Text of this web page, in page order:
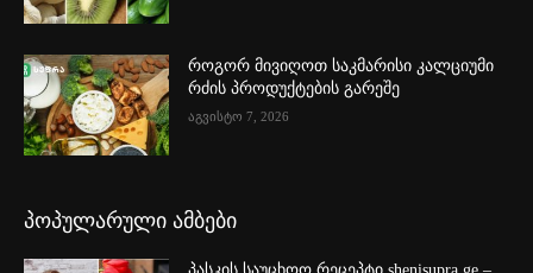
როგორ მივიღოთ საკმარისი კალციუმი
რძის პროდუქტების გარეშე
აგვისტო 7, 2026
პოპულარული ამბები